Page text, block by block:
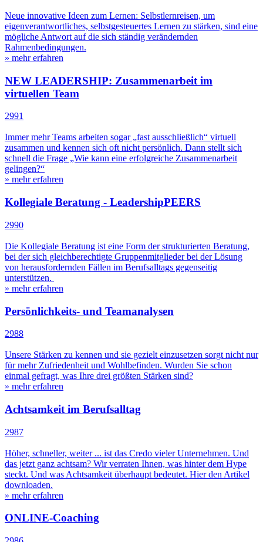
Neue innovative Ideen zum Lernen: Selbstlernreisen, um
eigenverantwortliches, selbstgesteuertes Lernen zu stärken, sind eine
mögliche Antwort auf die sich ständig verändernden
Rahmenbedingungen.
» mehr erfahren
NEW LEADERSHIP: Zusammenarbeit im
virtuellen Team
2991
Immer mehr Teams arbeiten sogar „fast ausschließlich“ virtuell
zusammen und kennen sich oft nicht persönlich. Dann stellt sich
schnell die Frage „Wie kann eine erfolgreiche Zusammenarbeit
gelingen?“
» mehr erfahren
Kollegiale Beratung - LeadershipPEERS
2990
Die Kollegiale Beratung ist eine Form der strukturierten Beratung,
bei der sich gleichberechtigte Gruppenmitglieder bei der Lösung
von herausfordernden Fällen im Berufsalltags gegenseitig
unterstützen.
» mehr erfahren
Persönlichkeits- und Teamanalysen
2988
Unsere Stärken zu kennen und sie gezielt einzusetzen sorgt nicht nur
für mehr Zufriedenheit und Wohlbefinden. Wurden Sie schon
einmal gefragt, was Ihre drei größten Stärken sind?
» mehr erfahren
Achtsamkeit im Berufsalltag
2987
Höher, schneller, weiter ... ist das Credo vieler Unternehmen. Und
das jetzt ganz achtsam? Wir verraten Ihnen, was hinter dem Hype
steckt. Und was Achtsamkeit überhaupt bedeutet. Hier den Artikel
downloaden.
» mehr erfahren
ONLINE-Coaching